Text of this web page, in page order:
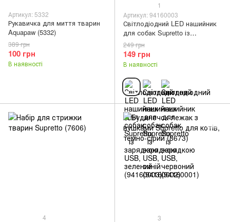
Артикул: 5332
Рукавичка для миття тварин
Aquapaw (5332)
100 грн
389 грн
В наявності
1
Артикул: 94160003
Світлодіодний LED нашийник
для собак Supretto із
зарядкою USB, зелений
(94160003)
149 грн
249 грн
В наявності
4
3